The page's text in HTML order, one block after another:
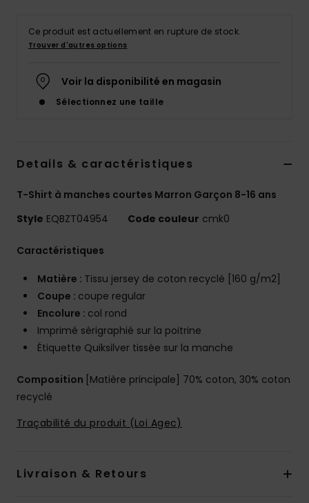
Ce produit est actuellement en rupture de stock.
Trouver d'autres options
Voir la disponibilité en magasin
Sélectionnez une taille
Details & caractéristiques
T-Shirt à manches courtes Marron Garçon 8-16 ans
Style EQBZT04954 Code couleur cmk0
Caractéristiques
Matière : Tissu jersey de coton recyclé [160 g/m2]
Coupe : coupe regular
Encolure : col rond
Imprimé sérigraphié sur la poitrine
Étiquette Quiksilver tissée sur la manche
Composition [Matière principale] 70% coton, 30% coton
recyclé
Traçabilité du produit (Loi Agec)
Livraison & Retours